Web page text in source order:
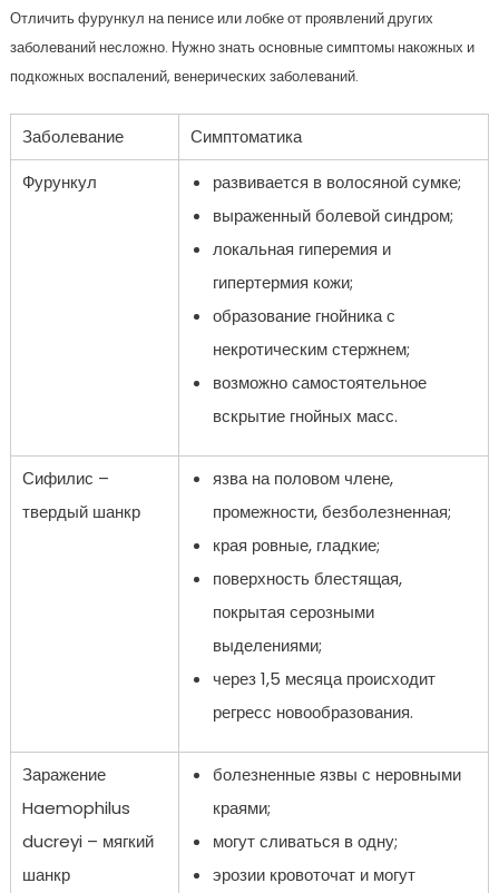
Отличить фурункул на пенисе или лобке от проявлений других
заболеваний несложно. Нужно знать основные симптомы накожных и
подкожных воспалений, венерических заболеваний.
Заболевание
Симптоматика
Фурункул
развивается в волосяной сумке;
выраженный болевой синдром;
локальная гиперемия и
гипертермия кожи;
образование гнойника с
некротическим стержнем;
возможно самостоятельное
вскрытие гнойных масс.
Сифилис –
твердый шанкр
язва на половом члене,
промежности, безболезненная;
края ровные, гладкие;
поверхность блестящая,
покрытая серозными
выделениями;
через 1,5 месяца происходит
регресс новообразования.
Заражение
Haemophilus
ducreyi – мягкий
шанкр
болезненные язвы с неровными
краями;
могут сливаться в одну;
эрозии кровоточат и могут